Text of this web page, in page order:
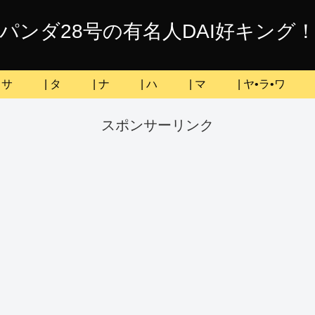
パンダ28号の有名人DAI好キング！
| サ | タ | ナ | ハ | マ | ヤ•ラ•ワ
スポンサーリンク